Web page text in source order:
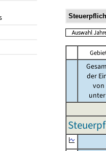
der
von
unter